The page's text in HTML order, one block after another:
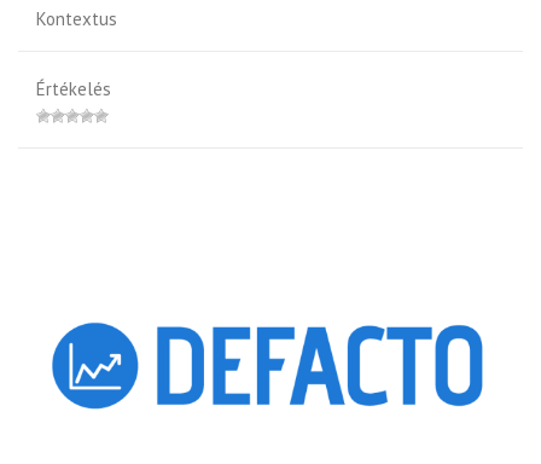
Kontextus
Értékelés